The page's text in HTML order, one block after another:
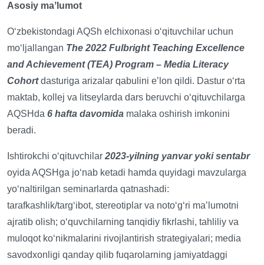
Asosiy maʼlumot
Oʻzbekistondagi AQSh elchixonasi oʻqituvchilar uchun
moʻljallangan The 2022 Fulbright Teaching Excellence
and Achievement (TEA) Program – Media Literacy
Cohortdasturiga arizalar qabulini eʼlon qildi. Dastur oʻrta
maktab, kollej va litseylarda dars beruvchi oʻqituvchilarga
AQSHda 6 hafta davomida malaka oshirish imkonini
beradi.
Ishtirokchi oʻqituvchilar 2023-yilning yanvar yoki sentabr
oyida AQSHga joʻnab ketadi hamda quyidagi mavzularga
yoʻnaltirilgan seminarlarda qatnashadi:
tarafkashlik/targʻibot, stereotiplar va notoʻgʻri maʼlumotni
ajratib olish; oʻquvchilarning tanqidiy fikrlashi, tahliliy va
muloqot koʻnikmalarini rivojlantirish strategiyalari; media
savodxonligi qanday qilib fuqarolarning jamiyatdaggi